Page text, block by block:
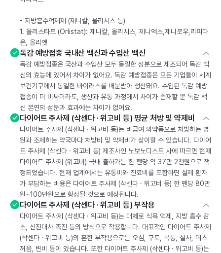
- 지방흡수억제제 (제니칼, 올리시스 등)
1. 올리스타트 (Orlistat): 제니칼, 올리시스, 제니엑스,제니로우,리피다
운, 올리엣
독감 예방접종 국내산 백신과 수입산 백신
독감 예방접종은 국산과 수입산 모두 동일한 성분으로 제조되어 독감 백
신의 효능에 있어서 차이가 없어요. 독감 예방접종은 모든 기업들이 세계
보건기구에서 동일한 바이러스를 배분받아 생산돼요. 수입된 독감 예방
접종이 더 비싸더라도, 생산과 유통 과정에서 차이가 존재할 뿐 독감 백
신 본연의 성분과 효과에는 차이가 없어요.
다이어트 주사제 (삭센다 · 위고비 등) 평균 처방 및 약제비
다이어트 주사제 (삭센다 · 위고비 등)는 비급여 의약품으로 처방하는 병
원과 조제하는 약국마다 처방비 및 약제비가 상이할 수 있습니다. 다이어
트 주사제 (삭센다 · 위고비 등) 제조사인 노보노디스트 사에 따르면 현재
다이어트 주사제 (위고비) 국내 출하가는 한 펜당 약 37만 2천원으로 책
정되었습니다. 현재 업계에서는 유통비와 진료비를 포함하면 실제 환자
가 부담하는 비용은 다이어트 주사제 (삭센다 · 위고비 등) 한 펜당 80만
원~100만원으로 형성될 것으로 예상됩니다.
다이어트 주사제 (삭센다 · 위고비 등) 부작용
다이어트 주사제 (삭센다 · 위고비 등)는 대체로 식욕 억제, 지방 흡수 감
소, 신진대사 촉진 등의 방식으로 작용합니다. 대표적인 다이어트 주사제
(삭센다 · 위고비 등)의 흔한 부작용으로는 오심, 구토, 복통, 설사, 메스
꺼움, 변비 등이 있습니다. 또한 다이어트 주사제 (삭센다 · 위고비 등)는